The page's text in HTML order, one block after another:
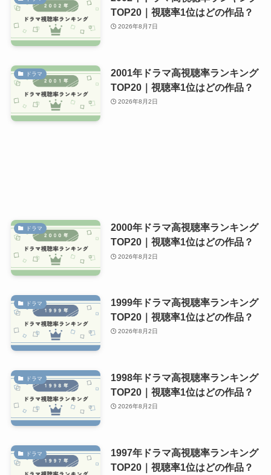
TOP20｜視聴率1位はどの作品？
2026年8月7日
ドラマ
2001年ドラマ高視聴率ランキング
TOP20｜視聴率1位はどの作品？
2026年8月2日
ドラマ
2000年ドラマ高視聴率ランキング
TOP20｜視聴率1位はどの作品？
2026年8月2日
ドラマ
1999年ドラマ高視聴率ランキング
TOP20｜視聴率1位はどの作品？
2026年8月2日
ドラマ
1998年ドラマ高視聴率ランキング
TOP20｜視聴率1位はどの作品？
2026年8月2日
ドラマ
1997年ドラマ高視聴率ランキング
TOP20｜視聴率1位はどの作品？